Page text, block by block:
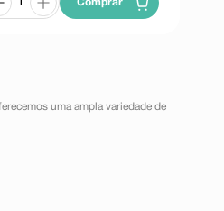
Comprar
uma ampla variedade de